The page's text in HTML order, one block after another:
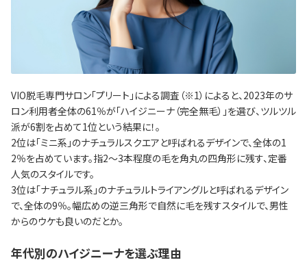
VIO脱毛専門サロン「プリート」による調査（※1）によると、2023年のサ
ロン利用者全体の61％が「ハイジニーナ（完全無毛）」を選び、ツルツル
派が6割を占めて1位という結果に！。
2位は「ミニ系」のナチュラルスクエアと呼ばれるデザインで、全体の1
2％を占めています。指2～3本程度の毛を角丸の四角形に残す、定番
人気のスタイルです。
3位は「ナチュラル系」のナチュラルトライアングルと呼ばれるデザイン
で、全体の9％。幅広めの逆三角形で自然に毛を残すスタイルで、男性
からのウケも良いのだとか。
年代別のハイジニーナを選ぶ理由